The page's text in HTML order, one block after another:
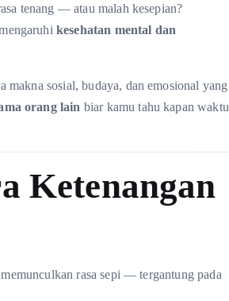
tenang — atau malah kesepian?
kesehatan mental dan
sosial, budaya, dan emosional yang
orang lain biar kamu tahu kapan waktu
Ketenangan
rasa sepi — tergantung pada